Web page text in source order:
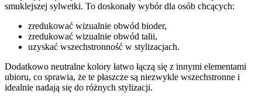
smuklejszej sylwetki. To doskonały wybór dla osób chcących:
zredukować wizualnie obwód bioder,
zredukować wizualnie obwód talii,
uzyskać wszechstronność w stylizacjach.
Dodatkowo neutralne kolory łatwo łączą się z innymi elementami
ubioru, co sprawia, że te płaszcze są niezwykle wszechstronne i
idealnie nadają się do różnych stylizacji.